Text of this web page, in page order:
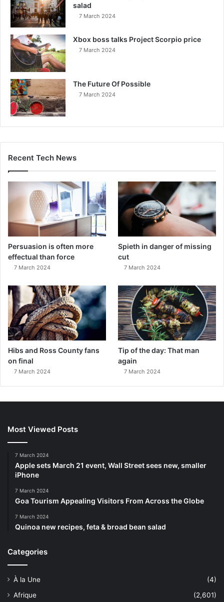
salad
7 March 2024
Xbox boss talks Project Scorpio price
7 March 2024
The Future Of Possible
7 March 2024
Recent Tech News
Persuasion is often more
effectual than force
7 March 2024
Spieth in danger of missing
cut
7 March 2024
Hibs and Ross County fans
on final
7 March 2024
Tip of the day: That man
again
7 March 2024
Most Viewed Posts
7 March 2024
Apple sets March 21 event, Wall Street sees new, smaller
iPhone
7 March 2024
Goa Tourism Appealing Visitors From Across the Globe
7 March 2024
Quinoa new recipes, feta & broad bean salad
Categories
À la Une
(4)
Afrique
(2,601)